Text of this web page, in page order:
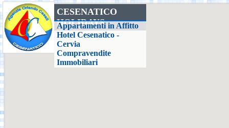
CESENATICO
HOLIDAYS
Appartamenti in Affitto
Hotel Cesenatico -
Cervia
Compravendite
Immobiliari
Casa delle Farfalle,
Milano Marittima
Adriatic Golf Club
Cervia - Milano
Marittima